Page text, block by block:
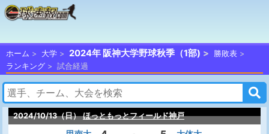
ホーム 大学 2024年 阪神大学野球秋季（1部)
勝敗表
ランキング
試合経過
2024/10/13（日） ほっともっとフィールド神戸